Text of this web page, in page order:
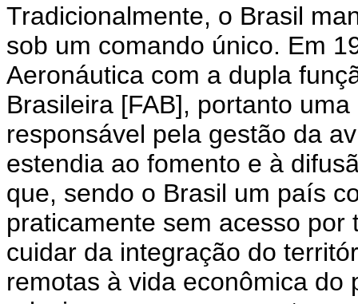
Tradicionalmente, o Brasil
sob um comando único. Em
Aeronáutica com a dupla
Brasileira [FAB], portanto
responsável pela gestão da
estendia ao fomento e à
que, sendo o Brasil um país
praticamente sem acesso
cuidar da integração do
remotas à vida econômica